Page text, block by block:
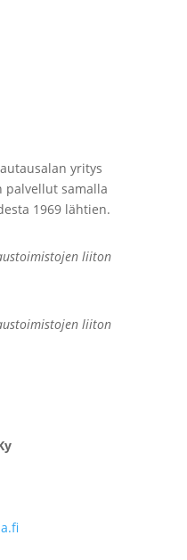
yritys
palvellut samalla
1969 lähtien.
liiton
liiton